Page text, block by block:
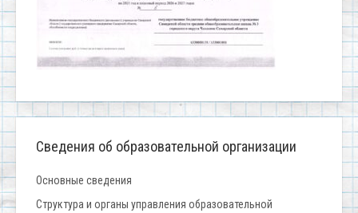
Сведения об образовательной организации
Основные сведения
Структура и органы управления образовательной